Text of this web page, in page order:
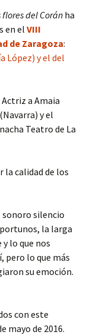
del Coránha
en el VIII
de Zaragoza:
López) y el del
a Amaia
y el
Teatro de La
la calidad de los
silencio
la larga
lo que nos
pero lo que más
su emoción.
con este
mayo de 2016.